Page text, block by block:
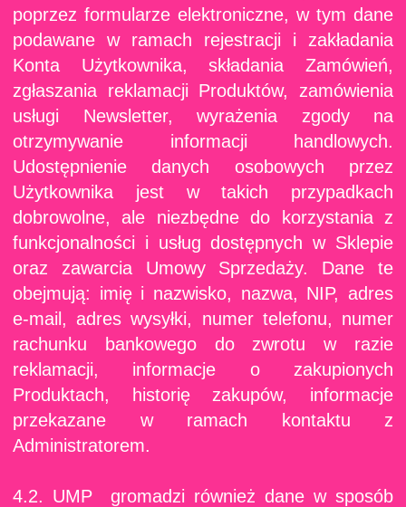
poprzez formularze elektroniczne, w tym dane
podawane w ramach rejestracji i zakładania
Konta Użytkownika, składania Zamówień,
zgłaszania reklamacji Produktów, zamówienia
usługi Newsletter, wyrażenia zgody na
otrzymywanie informacji handlowych.
Udostępnienie danych osobowych przez
Użytkownika jest w takich przypadkach
dobrowolne, ale niezbędne do korzystania z
funkcjonalności i usług dostępnych w Sklepie
oraz zawarcia Umowy Sprzedaży. Dane te
obejmują: imię i nazwisko, nazwa, NIP, adres
e-mail, adres wysyłki, numer telefonu, numer
rachunku bankowego do zwrotu w razie
reklamacji, informacje o zakupionych
Produktach, historię zakupów, informacje
przekazane w ramach kontaktu z
Administratorem.
4.2. UMP gromadzi również dane w sposób